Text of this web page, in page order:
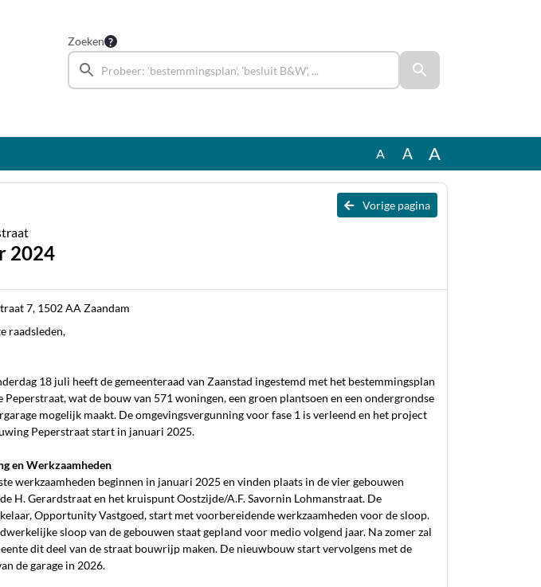
Zoeken
A A A
Vorige pagina
2024
7, 1502 AA Zaandam
raadsleden,
18 juli heeft de gemeenteraad van Zaanstad ingestemd met het bestemmingsplan
Peperstraat, wat de bouw van 571 woningen, een groen plantsoen en een ondergrondse
mogelijk maakt. De omgevingsvergunning voor fase 1 is verleend en het project
Peperstraat start in januari 2025.
en Werkzaamheden
werkzaamheden beginnen in januari 2025 en vinden plaats in de vier gebouwen
H. Gerardstraat en het kruispunt Oostzijde/A.F. Savornin Lohmanstraat. De
Opportunity Vastgoed, start met voorbereidende werkzaamheden voor de sloop.
sloop van de gebouwen staat gepland voor medio volgend jaar. Na zomer zal
dit deel van de straat bouwrijp maken. De nieuwbouw start vervolgens met de
de garage in 2026.